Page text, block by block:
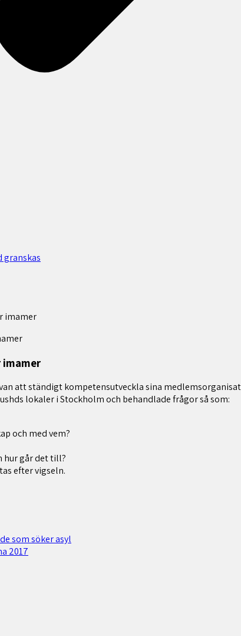
granskas​
imamer
att ständigt kompetensutveckla sina
lokaler i Stockholm och behandlade frågor så som:
och med vem?
hur går det till?
efter vigseln.
som söker asyl
2017